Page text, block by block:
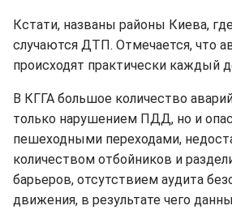
Кстати, названы районы Киева,
случаются ДТП. Отмечается, что
происходят практически каждый
В КГГА большое количество
только нарушением ПДД, но и
пешеходными переходами,
количеством отбойников и
барьеров, отсутствием аудита
движения, в результате чего